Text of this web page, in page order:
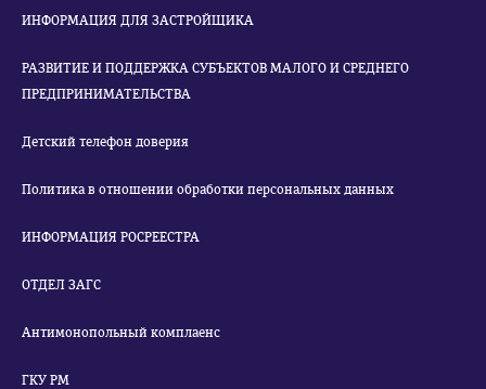
ИНФОРМАЦИЯ ДЛЯ ЗАСТРОЙЩИКА
РАЗВИТИЕ И ПОДДЕРЖКА СУБЪЕКТОВ МАЛОГО И СРЕДНЕГО
ПРЕДПРИНИМАТЕЛЬСТВА
Детский телефон доверия
Политика в отношении обработки персональных данных
ИНФОРМАЦИЯ РОСРЕЕСТРА
ОТДЕЛ ЗАГС
Антимонопольный комплаенс
ГКУ РМ